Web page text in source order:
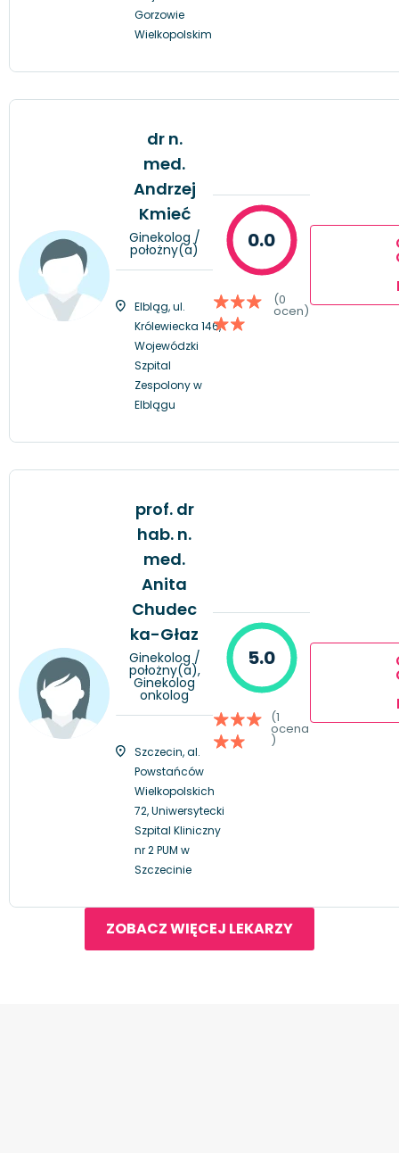
Gorzowie
Wielkopolskim
dr n.
med.
Andrzej
Kmieć
Ginekolog /
położny(a)
Elbląg, ul.
Królewiecka 146,
Wojewódzki
Szpital
Zespolony w
Elblągu
0.0
(0
ocen)
prof. dr
hab. n.
med.
Anita
Chudec
ka-Głaz
Ginekolog /
położny(a),
Ginekolog
onkolog
Szczecin, al.
Powstańców
Wielkopolskich
72, Uniwersytecki
Szpital Kliniczny
nr 2 PUM w
Szczecinie
5.0
(1
ocena
)
ZOBACZ WIĘCEJ LEKARZY